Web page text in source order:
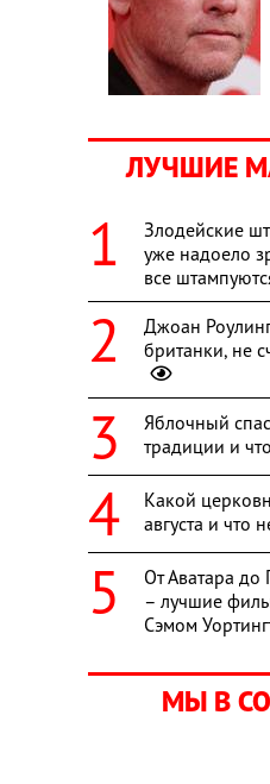
ЛУЧШИЕ
Злодейские
уже надоело
все
Джоан
британки, не
Яблочный
традиции и
Какой
августа и что
От Аватара
– лучшие
Сэмом
МЫ В